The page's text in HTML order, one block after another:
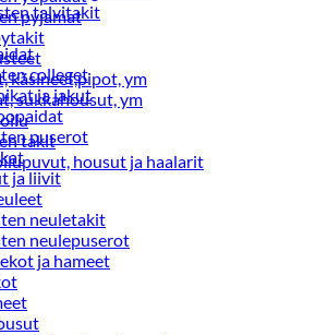
pyjamat
käsineet,pipot, ym
sukkahousut, ym
takit
housut ja haalarit
talvitakit
colleget
ja jakut
puserot
ja liivit
neuletakit
neulepuserot
ja hameet